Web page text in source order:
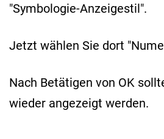
"Symbologie-Anzeigestil".
Jetzt wählen Sie dort
Nach Betätigen von OK
wieder angezeigt werden.